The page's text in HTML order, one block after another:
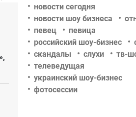
новости сегодня
новости шоу бизнеса
певец
певица
российский шоу-бизнес
скандалы
слухи
тв-
телеведущая
украинский шоу-бизнес
фотосессии